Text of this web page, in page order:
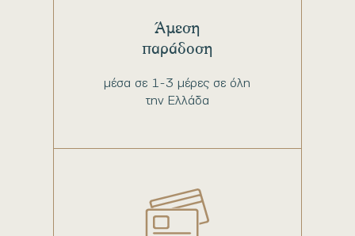
μέσα σε 1-3 μέρες σε όλη
την Ελλάδα
Άμεση
παράδοση